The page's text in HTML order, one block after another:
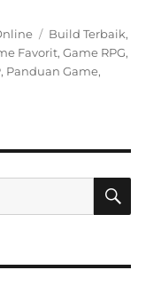
Tags
Build Terbaik,
Favorit,Game RPG,
, Panduan Game,